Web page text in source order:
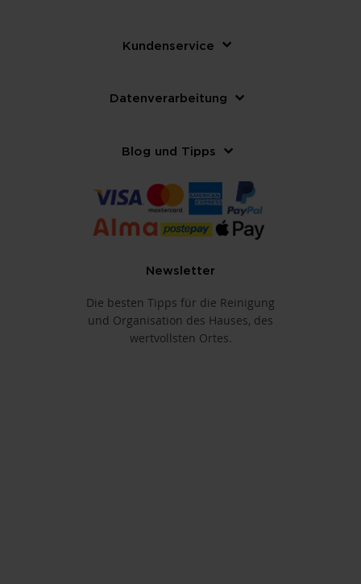
Kundenservice
Datenverarbeitung
Blog und Tipps
Newsletter
Die besten Tipps für die Reinigung
und Organisation des Hauses, des
wertvollsten Ortes.